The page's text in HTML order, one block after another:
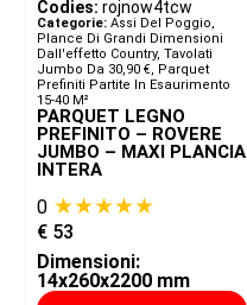
Codies: rojnow4tcw
Categorie: Assi Del Poggio,
Plance Di Grandi Dimensioni
Dall'effetto Country, Tavolati
Jumbo Da 30,90 €, Parquet
Prefiniti Partite In Esaurimento
15-40 M²
PARQUET LEGNO
PREFINITO – ROVERE
JUMBO – MAXI PLANCIA
INTERA
0 ★★★★★
€ 53
Dimensioni:
14x260x2200 mm